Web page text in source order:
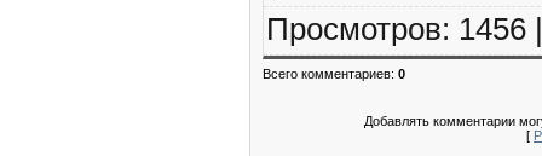
Просмотров: 1456
Всего комментариев: 0
Добавлять комментарии
[